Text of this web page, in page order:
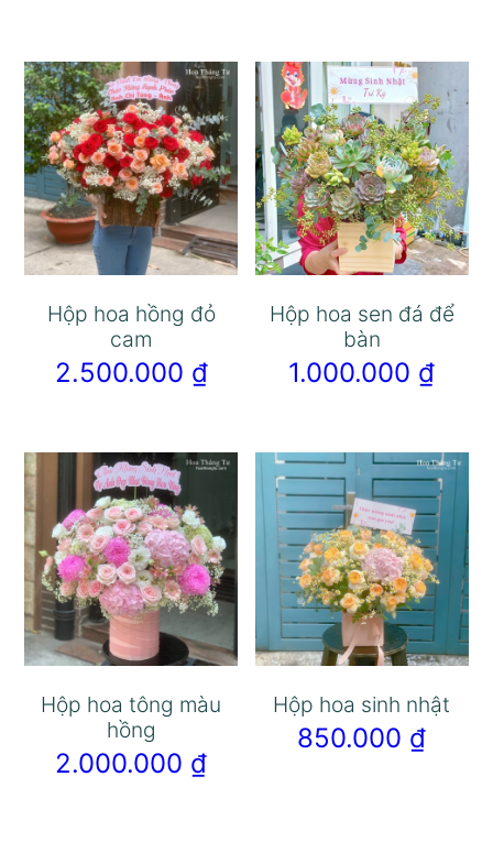
Hộp hoa hồng đỏ
cam
2.500.000 ₫
Hộp hoa sen đá để
bàn
1.000.000 ₫
Hộp hoa tông màu
hồng
2.000.000 ₫
Hộp hoa sinh nhật
850.000 ₫